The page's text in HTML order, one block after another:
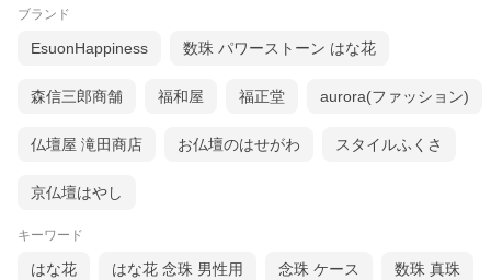
■ 関東地区に翌日配送(500円) ＞
■ 四国・東海3県地区に翌日配送(500円) ＞
ブランド
EsuonHappiness 数珠 パワーストーン はな花
森信三郎商舗 福和屋 福正堂 aurora(ファッション)
仏壇屋 滝田商店 お仏壇のはせがわ スタイルふくさ
京仏壇はやし
キーワード
はな花 はな花 念珠 男性用 念珠 ケース 数珠 真珠